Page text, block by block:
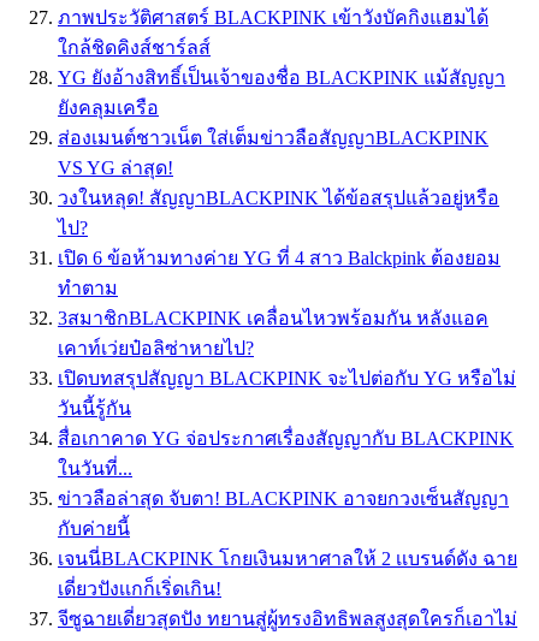
ภาพประวัติศาสตร์ BLACKPINK เข้าวังบัคกิงแฮมได้
ใกล้ชิดคิงส์ชาร์ลส์
YG ยังอ้างสิทธิ์เป็นเจ้าของชื่อ BLACKPINK แม้สัญญา
ยังคลุมเครือ
ส่องเมนต์ชาวเน็ต ใส่เต็มข่าวลือสัญญาBLACKPINK
VS YG ล่าสุด!
วงในหลุด! สัญญาBLACKPINK ได้ข้อสรุปแล้วอยู่หรือ
ไป?
เปิด 6 ข้อห้ามทางค่าย YG ที่ 4 สาว Balckpink ต้องยอม
ทำตาม
3สมาชิกBLACKPINK เคลื่อนไหวพร้อมกัน หลังแอค
เคาท์เว่ยป๋อลิซ่าหายไป?
เปิดบทสรุปสัญญา BLACKPINK จะไปต่อกับ YG หรือไม่
วันนี้รู้กัน
สื่อเกาคาด YG จ่อประกาศเรื่องสัญญากับ BLACKPINK
ในวันที่...
ข่าวลือล่าสุด จับตา! BLACKPINK อาจยกวงเซ็นสัญญา
กับค่ายนี้
เจนนี่BLACKPINK โกยเงินมหาศาลให้ 2 เเบรนด์ดัง ฉาย
เดี่ยวปังเเกก็เริ่ดเกิน!
จีซูฉายเดี่ยวสุดปัง ทยานสู่ผู้ทรงอิทธิพลสูงสุดใครก็เอาไม่